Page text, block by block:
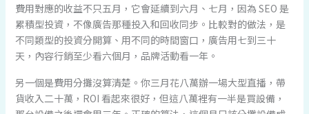
費用對應的收益不只五月，它會延續到六月、七月，因為 SEO 是
累積型投資，不像廣告那種投入和回收同步。比較對的做法，是
不同類型的投資分開算、用不同的時間窗口，廣告用七到三十
天，內容行銷至少看六個月，品牌活動看一年。
另一個是費用分攤沒算清楚。你三月花八萬辦一場大型直播，帶
貨收入二十萬，ROI 看起來很好，但這八萬裡有一半是買設備，